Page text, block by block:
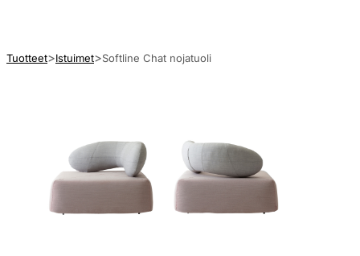
Tuotteet Istuimet Softline Chat nojatuoli